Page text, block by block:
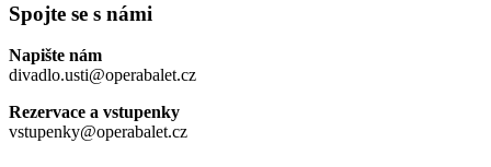
Spojte se s námi
Napište nám
divadlo.usti@operabalet.cz
Rezervace a vstupenky
vstupenky@operabalet.cz